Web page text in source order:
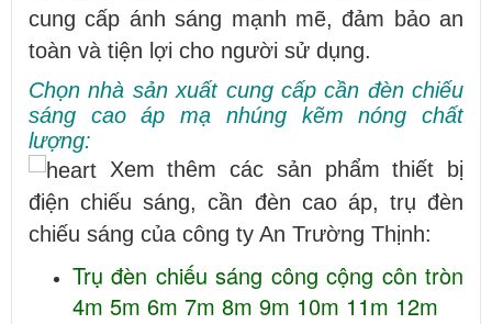
cung cấp ánh sáng mạnh mẽ, đảm bảo an
toàn và tiện lợi cho người sử dụng.
Chọn nhà sản xuất cung cấp cần đèn chiếu
sáng cao áp mạ nhúng kẽm nóng chất
lượng:
Xem thêm các sản phẩm thiết bị
điện chiếu sáng, cần đèn cao áp, trụ đèn
chiếu sáng của công ty An Trường Thịnh:
Trụ đèn chiếu sáng công cộng côn tròn
4m 5m 6m 7m 8m 9m 10m 11m 12m